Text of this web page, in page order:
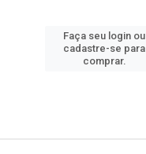
Faça seu login ou
cadastre-se para
comprar.